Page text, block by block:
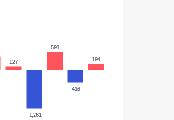
127
127
-1,261
-1,261
591
591
-416
-416
194
194